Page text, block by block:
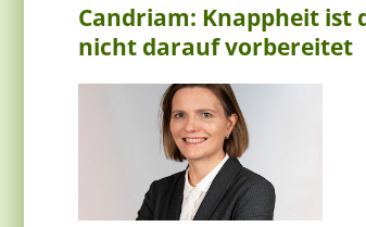
Candriam: Knappheit ist
nicht darauf vorbereitet